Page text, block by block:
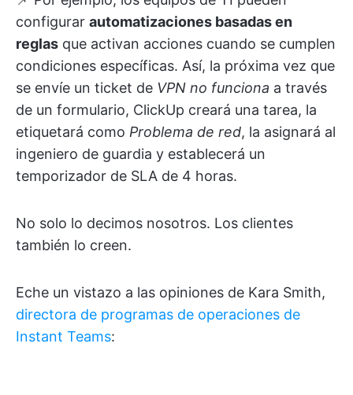
configurar automatizaciones basadas en
reglas que activan acciones cuando se cumplen
condiciones específicas. Así, la próxima vez que
se envíe un ticket de VPN no funciona a través
de un formulario, ClickUp creará una tarea, la
etiquetará como Problema de red, la asignará al
ingeniero de guardia y establecerá un
temporizador de SLA de 4 horas.
No solo lo decimos nosotros. Los clientes
también lo creen.
Eche un vistazo a las opiniones de Kara Smith,
directora de programas de operaciones de
Instant Teams: